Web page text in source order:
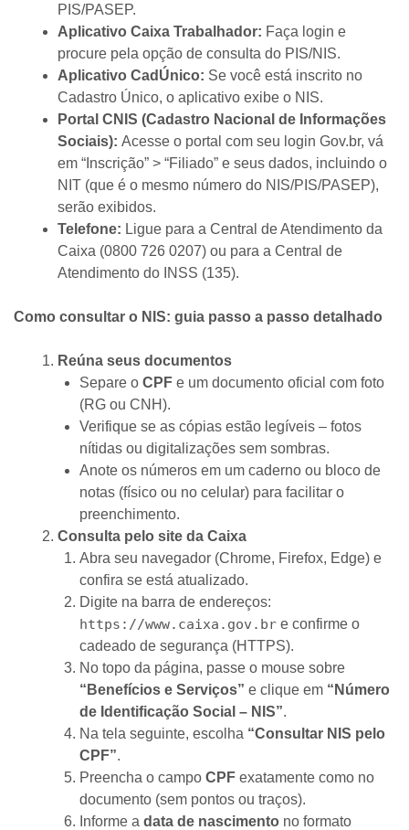
PIS/PASEP.
Aplicativo Caixa Trabalhador: Faça login e
procure pela opção de consulta do PIS/NIS.
Aplicativo CadÚnico: Se você está inscrito no
Cadastro Único, o aplicativo exibe o NIS.
Portal CNIS (Cadastro Nacional de Informações
Sociais): Acesse o portal com seu login Gov.br, vá
em “Inscrição” > “Filiado” e seus dados, incluindo o
NIT (que é o mesmo número do NIS/PIS/PASEP),
serão exibidos.
Telefone: Ligue para a Central de Atendimento da
Caixa (0800 726 0207) ou para a Central de
Atendimento do INSS (135).
Como consultar o NIS: guia passo a passo detalhado
Reúna seus documentos
Separe o CPF e um documento oficial com foto
(RG ou CNH).
Verifique se as cópias estão legíveis – fotos
nítidas ou digitalizações sem sombras.
Anote os números em um caderno ou bloco de
notas (físico ou no celular) para facilitar o
preenchimento.
Consulta pelo site da Caixa
Abra seu navegador (Chrome, Firefox, Edge) e
confira se está atualizado.
Digite na barra de endereços:
https://www.caixa.gov.br e confirme o
cadeado de segurança (HTTPS).
No topo da página, passe o mouse sobre
“Benefícios e Serviços” e clique em “Número
de Identificação Social – NIS”.
Na tela seguinte, escolha “Consultar NIS pelo
CPF”.
Preencha o campo CPF exatamente como no
documento (sem pontos ou traços).
Informe a data de nascimento no formato